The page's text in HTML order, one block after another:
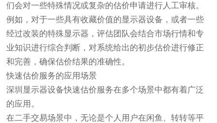
们会对一些特殊情况或复杂的估价申请进行人工审核。
例如，对于一些具有收藏价值的显示器设备，或者一些
经过改装的特殊显示器，评估团队会结合市场行情和专
业知识进行综合判断，对系统给出的初步估价进行修正
和完善，确保估价结果的准确性。
快速估价服务的应用场景
深圳显示器设备快速估价服务在多个场景中都有着广泛
的应用。
在二手交易场景中，无论是个人用户在闲鱼、转转等平